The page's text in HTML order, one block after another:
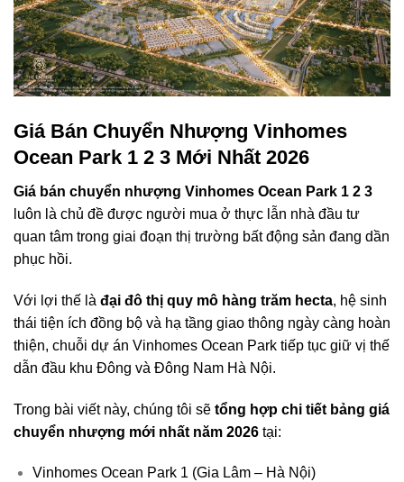
Giá Bán Chuyển Nhượng Vinhomes
Ocean Park 1 2 3 Mới Nhất 2026
Giá bán chuyển nhượng Vinhomes Ocean Park 1 2 3
luôn là chủ đề được người mua ở thực lẫn nhà đầu tư
quan tâm trong giai đoạn thị trường bất động sản đang dần
phục hồi.
Với lợi thế là đại đô thị quy mô hàng trăm hecta, hệ sinh
thái tiện ích đồng bộ và hạ tầng giao thông ngày càng hoàn
thiện, chuỗi dự án Vinhomes Ocean Park tiếp tục giữ vị thế
dẫn đầu khu Đông và Đông Nam Hà Nội.
Trong bài viết này, chúng tôi sẽ tổng hợp chi tiết bảng giá
chuyển nhượng mới nhất năm 2026 tại:
Vinhomes Ocean Park 1 (Gia Lâm – Hà Nội)